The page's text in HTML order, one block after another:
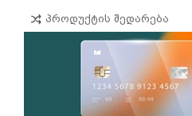
Პროდუქტის Შედარება